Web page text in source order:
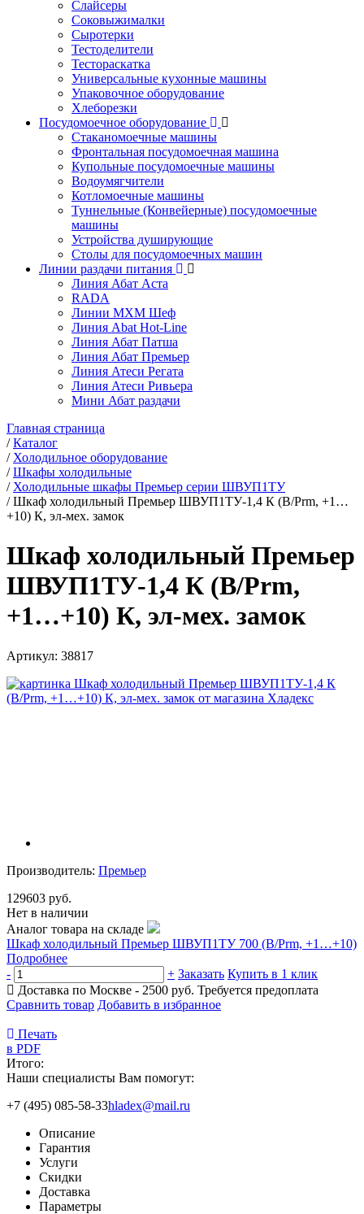
Слайсеры
Соковыжималки
Сыротерки
Тестоделители
Тестораскатка
Универсальные кухонные машины
Упаковочное оборудование
Хлеборезки
Посудомоечное оборудование
Стаканомоечные машины
Фронтальная посудомоечная машина
Купольные посудомоечные машины
Водоумягчители
Котломоечные машины
Туннельные (Конвейерные) посудомоечные
машины
Устройства душирующие
Столы для посудомоечных машин
Линии раздачи питания
Линия Абат Аста
RADA
Линии МХМ Шеф
Линия Abat Hot-Line
Линия Абат Патша
Линия Абат Премьер
Линия Атеси Регата
Линия Атеси Ривьера
Мини Абат раздачи
Главная страница
/Каталог
/ Холодильное оборудование
/Шкафы холодильные
/ Холодильные шкафы Премьер серии ШВУП1ТУ
/Шкаф холодильный Премьер ШВУП1ТУ-1,4 К (В/Prm, +1…
+10) К, эл-мех. замок
Шкаф холодильный Премьер
ШВУП1ТУ-1,4 К (В/Prm,
+1…+10) К, эл-мех. замок
Артикул: 38817
Производитель: Премьер
129603 руб.
Нет в наличии
Аналог товара на складе
Шкаф холодильный Премьер ШВУП1ТУ 700 (В/Prm, +1…+10)
Подробнее
-
+ Заказать Купить в 1 клик
Доставка по Москве - 2500 руб. Требуется предоплата
Сравнить товар Добавить в избранное
Печать
в PDF
Итого:
Наши специалисты Вам помогут:
+7 (495) 085-58-33hladex@mail.ru
Описание
Гарантия
Услуги
Скидки
Доставка
Параметры